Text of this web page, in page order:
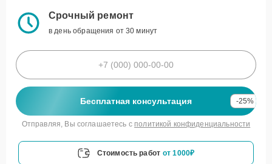
Срочный ремонт
в день обращения от 30 минут
Бесплатная консультация -25%
Отправляя, Вы соглашаетесь с политикой конфиденциальности
Стоимость работ от 1000₽